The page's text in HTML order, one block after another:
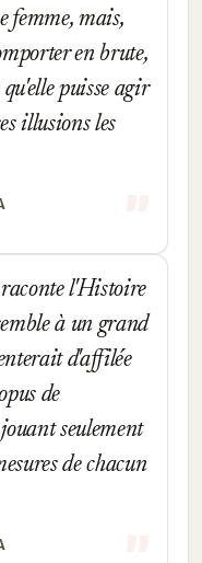
femme, mais,
en brute,
puisse agir
illusions les
l'Histoire
à un grand
d'affilée
de
seulement
de chacun